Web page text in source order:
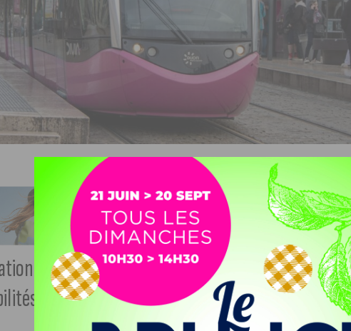
anti-gel perturbera le réseau tram, ce
mettra en circulation des bus de substitution.